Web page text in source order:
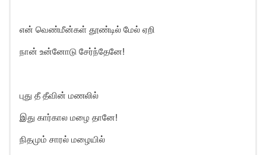
என் வெண்மீன்கள் தூண்டில் மேல் ஏறி
நான் உன்னோடு சேர்ந்தேனே!
புது தீ தீவின் மணலில்
இது கார்கால மழை தானே!
நிதமும் சாரல் மழையில்